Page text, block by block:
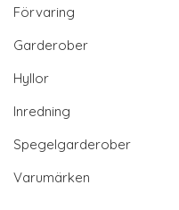
Förvaring
Garderober
Hyllor
Inredning
Spegelgarderober
Varumärken